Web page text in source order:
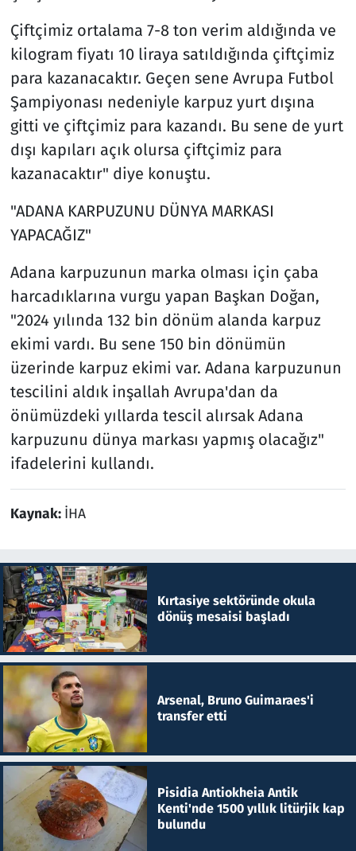
Çiftçimiz ortalama 7-8 ton verim aldığında ve
kilogram fiyatı 10 liraya satıldığında çiftçimiz
para kazanacaktır. Geçen sene Avrupa Futbol
Şampiyonası nedeniyle karpuz yurt dışına
gitti ve çiftçimiz para kazandı. Bu sene de yurt
dışı kapıları açık olursa çiftçimiz para
kazanacaktır" diye konuştu.
"ADANA KARPUZUNU DÜNYA MARKASI
YAPACAĞIZ"
Adana karpuzunun marka olması için çaba
harcadıklarına vurgu yapan Başkan Doğan,
"2024 yılında 132 bin dönüm alanda karpuz
ekimi vardı. Bu sene 150 bin dönümün
üzerinde karpuz ekimi var. Adana karpuzunun
tescilini aldık inşallah Avrupa'dan da
önümüzdeki yıllarda tescil alırsak Adana
karpuzunu dünya markası yapmış olacağız"
ifadelerini kullandı.
Kaynak: İHA
Kırtasiye sektöründe okula
dönüş mesaisi başladı
Arsenal, Bruno Guimaraes'i
transfer etti
Pisidia Antiokheia Antik
Kenti'nde 1500 yıllık litürjik kap
bulundu